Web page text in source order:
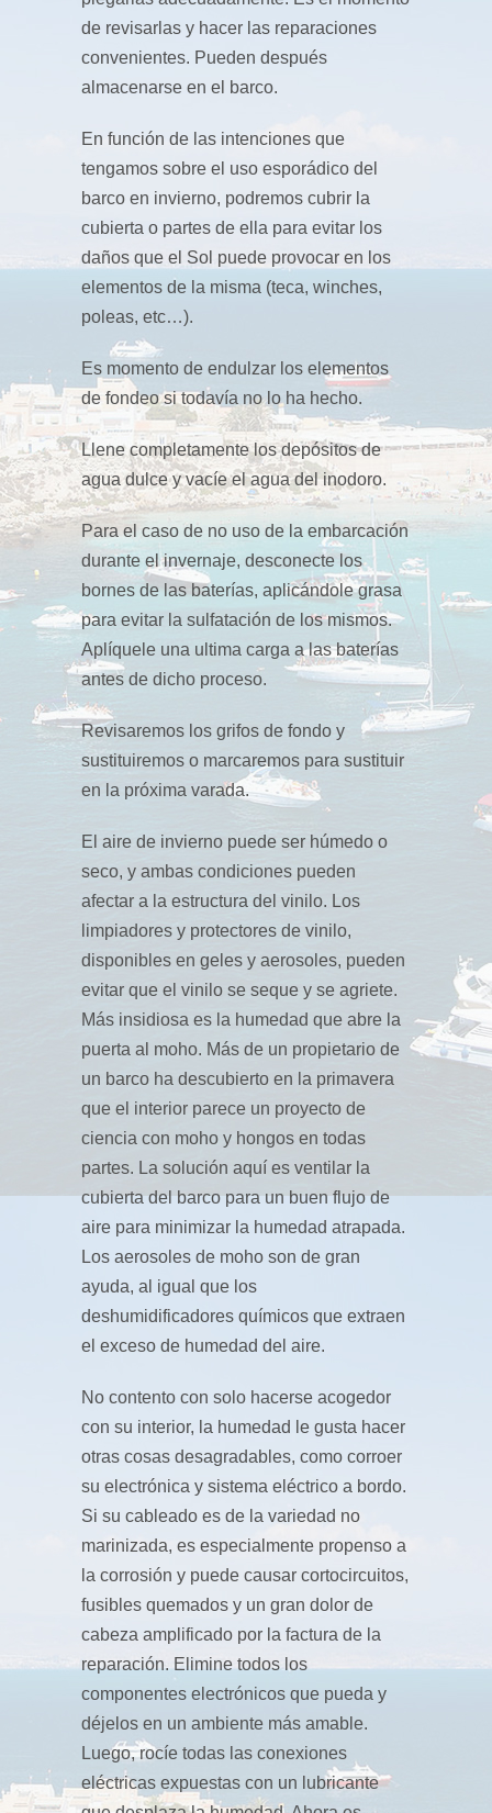
de revisarlas y hacer las reparaciones
convenientes. Pueden después
almacenarse en el barco.
En función de las intenciones que
tengamos sobre el uso esporádico del
barco en invierno, podremos cubrir la
cubierta o partes de ella para evitar los
daños que el Sol puede provocar en los
elementos de la misma (teca, winches,
poleas, etc…).
Es momento de endulzar los elementos
de fondeo si todavía no lo ha hecho.
Llene completamente los depósitos de
agua dulce y vacíe el agua del inodoro.
Para el caso de no uso de la embarcación
durante el invernaje, desconecte los
bornes de las baterías, aplicándole grasa
para evitar la sulfatación de los mismos.
Aplíquele una ultima carga a las baterías
antes de dicho proceso.
Revisaremos los grifos de fondo y
sustituiremos o marcaremos para sustituir
en la próxima varada.
El aire de invierno puede ser húmedo o
seco, y ambas condiciones pueden
afectar a la estructura del vinilo. Los
limpiadores y protectores de vinilo,
disponibles en geles y aerosoles, pueden
evitar que el vinilo se seque y se agriete.
Más insidiosa es la humedad que abre la
puerta al moho. Más de un propietario de
un barco ha descubierto en la primavera
que el interior parece un proyecto de
ciencia con moho y hongos en todas
partes. La solución aquí es ventilar la
cubierta del barco para un buen flujo de
aire para minimizar la humedad atrapada.
Los aerosoles de moho son de gran
ayuda, al igual que los
deshumidificadores químicos que extraen
el exceso de humedad del aire.
No contento con solo hacerse acogedor
con su interior, la humedad le gusta hacer
otras cosas desagradables, como corroer
su electrónica y sistema eléctrico a bordo.
Si su cableado es de la variedad no
marinizada, es especialmente propenso a
la corrosión y puede causar cortocircuitos,
fusibles quemados y un gran dolor de
cabeza amplificado por la factura de la
reparación. Elimine todos los
componentes electrónicos que pueda y
déjelos en un ambiente más amable.
Luego, rocíe todas las conexiones
eléctricas expuestas con un lubricante